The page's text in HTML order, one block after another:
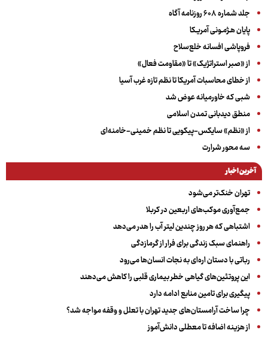
جلد شماره ۶۰۸ روزنامه آگاه
پایان هـژمـونی آمریـکا
فروپاشی افسانه خلع‌سلاح
از «صبر استراتژیک» تا «مقاومت فعال»
از خطای محاسبات آمریکا تا نظم تازه غرب آسیا
شبی که خاورمیانه عوض شد
منطق دیدبانی تمدن اسلامی
از «نظم» سایکس-پیکویی تا نظم خمینی-خامنه‌ای
سه‌ محور شرارت
آخرین اخبار
تهران خنک‌تر می‌شود
جمع‌آوری موکب‌های اربعین در کربلا
اشتباهی که هر روز چندین لیتر آب را هدر می‌دهد
راهنمای سبک زندگی برای فرار از گرمازدگی
رباتی با دستان اره‌ای به نجات انسان‌ها می‌رود
این پروتئین‌های گیاهی خطر بیماری قلبی را کاهش می‌دهند
پیگیری برای تامین منابع ادامه دارد
چرا ساخت آرامستان‌های جدید تهران با تعلل و وقفه مواجه شد؟
از هزینه اضافه تا معطلی دانش‌آموز